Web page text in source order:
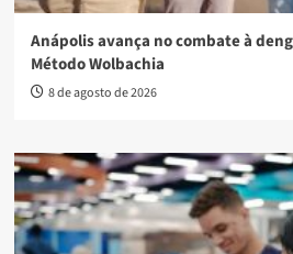
Anápolis avança no combate à
Método Wolbachia
8 de agosto de 2026